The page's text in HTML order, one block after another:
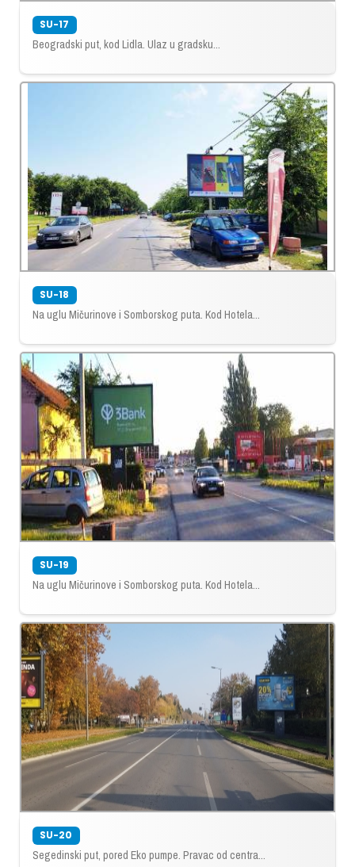
SU-17
Beogradski put, kod Lidla. Ulaz u gradsku...
SU-18
Na uglu Mičurinove i Somborskog puta. Kod Hotela...
SU-19
Na uglu Mičurinove i Somborskog puta. Kod Hotela...
SU-20
Segedinski put, pored Eko pumpe. Pravac od centra...